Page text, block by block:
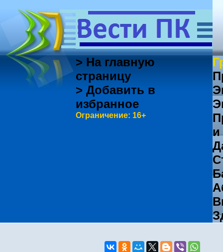
> На главную
страницу
> Добавить в
избранное
Ограничение: 16+